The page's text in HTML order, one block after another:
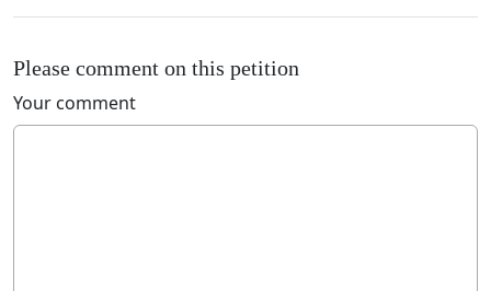
Please comment on this petition
Your comment